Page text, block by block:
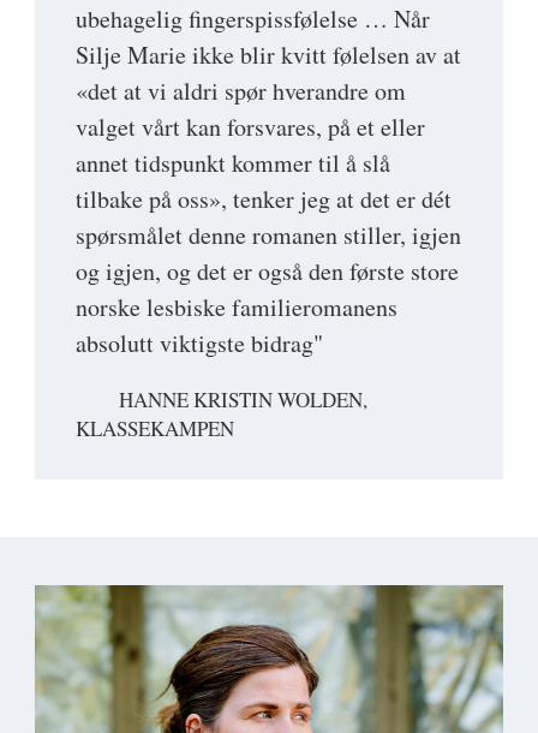
ubehagelig fingerspissfølelse … Når
Silje Marie ikke blir kvitt følelsen av at
«det at vi aldri spør hverandre om
valget vårt kan forsvares, på et eller
annet tidspunkt kommer til å slå
tilbake på oss», tenker jeg at det er dét
spørsmålet denne romanen stiller, igjen
og igjen, og det er også den første store
norske lesbiske familieromanens
absolutt viktigste bidrag"
HANNE KRISTIN WOLDEN,
KLASSEKAMPEN